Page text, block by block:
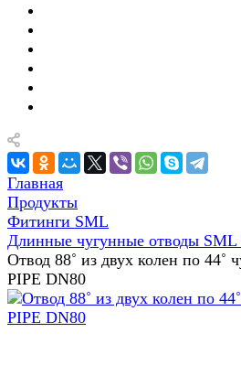
Главная
Продукты
Фитинги SML
Длинные чугунные отводы SML
Отвод 88˚ из двух колен по 44˚
PIPE DN80